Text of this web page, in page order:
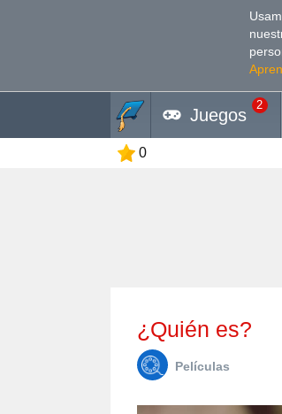
Juegos
2
0
¿Quién es?
Películas